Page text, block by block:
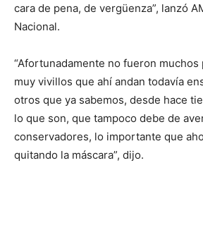
cara de pena, de vergüenza”, lanzó
Nacional.
“Afortunadamente no fueron muchos
muy vivillos que ahí andan todavía
otros que ya sabemos, desde hace
lo que son, que tampoco debe de
conservadores, lo importante que
quitando la máscara”, dijo.